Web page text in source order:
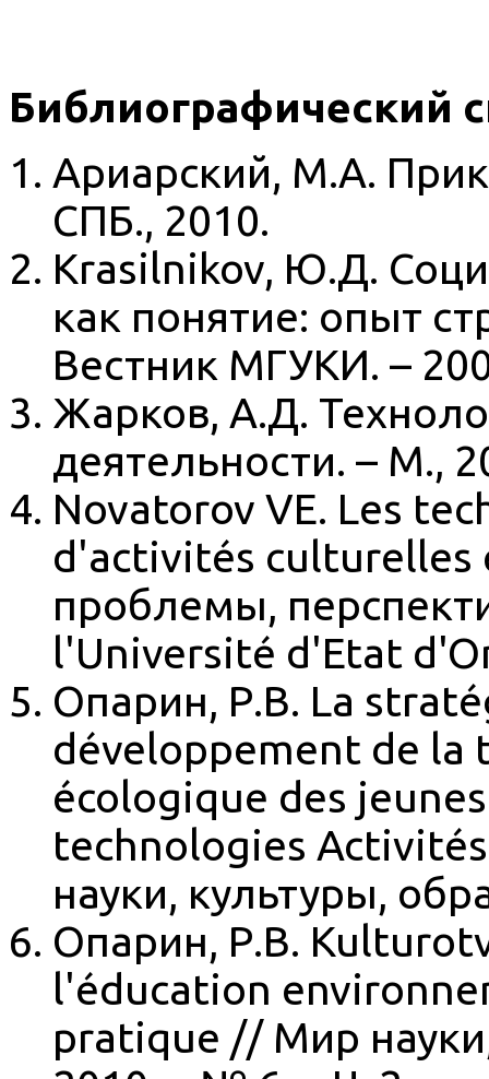
Библиографический
Ариарский, М.А.
СПБ., 2010.
Krasilnikov, Ю.Д.
как понятие: опыт
Вестник МГУКИ. –
Жарков, А.Д.
деятельности. – М.,
Novatorov VE. Les
d'activités culturelles
проблемы,
l'Université d'Etat
Опарин, Р.В. La
développement de
écologique des
technologies
науки, культуры,
Опарин, Р.В.
l'éducation
pratique // Мир